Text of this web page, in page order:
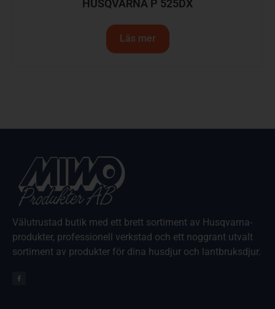
HUSQVARNA P 525DX
Läs mer
Välutrustad butik med ett brett sortiment av Husqvarna-
produkter, professionell verkstad och ett noggrant utvalt
sortiment av produkter för dina husdjur och lantbruksdjur.